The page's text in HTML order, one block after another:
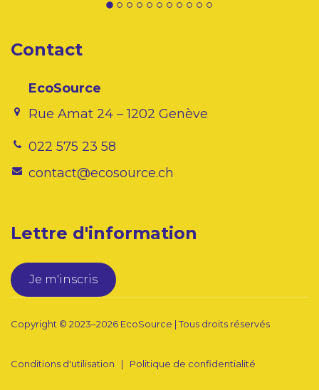
Contact
EcoSource
Rue Amat 24 – 1202 Genève
022 575 23 58
contact@ecosource.ch
Lettre d'information
Je m'inscris
Copyright © 2023–2026 EcoSource | Tous droits réservés
Conditions d'utilisation | Politique de confidentialité